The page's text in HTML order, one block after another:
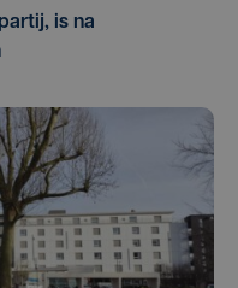
is na